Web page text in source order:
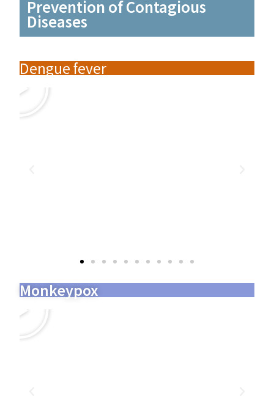
Prevention of Contagious
Diseases
Dengue fever
Monkeypox